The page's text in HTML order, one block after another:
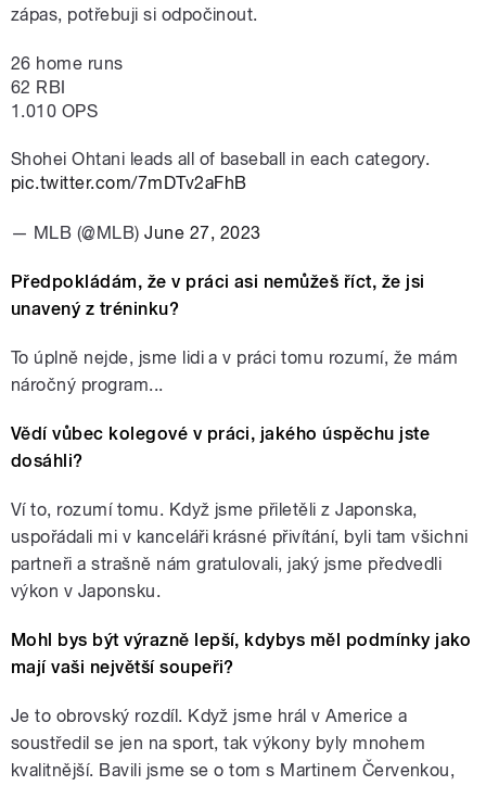
zápas, potřebuji si odpočinout.
26 home runs
62 RBI
1.010 OPS
Shohei Ohtani leads all of baseball in each category.
pic.twitter.com/7mDTv2aFhB
— MLB (@MLB)June 27, 2023
Předpokládám, že v práci asi nemůžeš říct, že jsi
unavený z tréninku?
To úplně nejde, jsme lidi a v práci tomu rozumí, že mám
náročný program...
Vědí vůbec kolegové v práci, jakého úspěchu jste
dosáhli?
Ví to, rozumí tomu. Když jsme přiletěli z Japonska,
uspořádali mi v kanceláři krásné přivítání, byli tam všichni
partneři a strašně nám gratulovali, jaký jsme předvedli
výkon v Japonsku.
Mohl bys být výrazně lepší, kdybys měl podmínky jako
mají vaši největší soupeři?
Je to obrovský rozdíl. Když jsme hrál v Americe a
soustředil se jen na sport, tak výkony byly mnohem
kvalitnější. Bavili jsme se o tom s Martinem Červenkou,